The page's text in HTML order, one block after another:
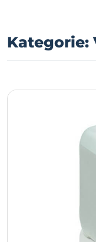
Kategorie: